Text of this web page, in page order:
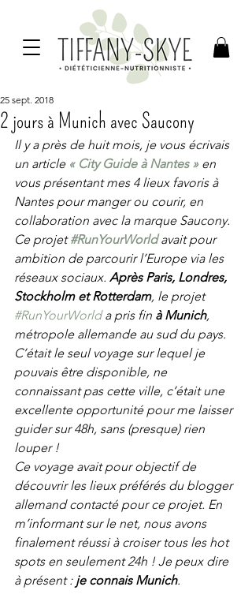
2 jours à Munich avec Saucony
25 sept. 2018
Il y a près de huit mois, je vous écrivais
un article « City Guide à Nantes » en
vous présentant mes 4 lieux favoris à
Nantes pour manger ou courir, en
collaboration avec la marque Saucony.
Ce projet #RunYourWorld avait pour
ambition de parcourir l’Europe via les
réseaux sociaux. Après Paris, Londres,
Stockholm et Rotterdam, le projet
#RunYourWorld a pris fin à Munich,
métropole allemande au sud du pays.
C’était le seul voyage sur lequel je
pouvais être disponible, ne
connaissant pas cette ville, c’était une
excellente opportunité pour me laisser
guider sur 48h, sans (presque) rien
louper !
Ce voyage avait pour objectif de
découvrir les lieux préférés du blogger
allemand contacté pour ce projet. En
m’informant sur le net, nous avons
finalement réussi à croiser tous les hot
spots en seulement 24h ! Je peux dire
à présent : je connais Munich.